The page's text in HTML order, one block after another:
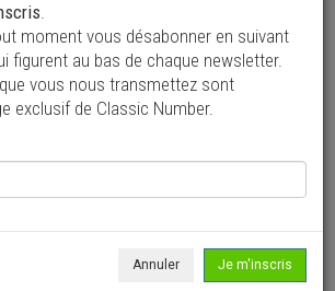
Vos annonces vues par
4 millions de collectionneurs
une annonce
véhicule
Tous >
.
moment vous désabonner en suivant
figurent au bas de chaque newsletter.
vous nous transmettez sont
exclusif de Classic Number.
Annuler Je m'inscris